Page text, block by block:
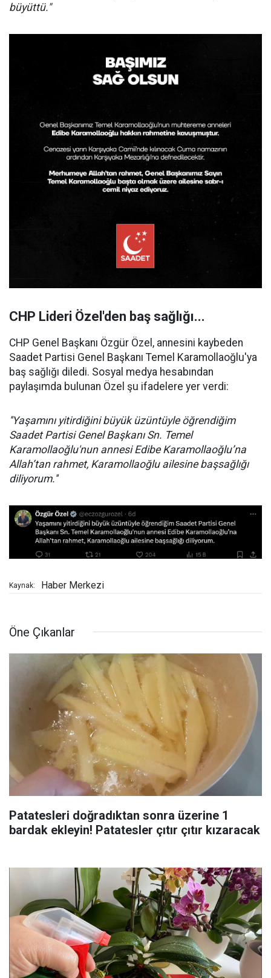
büyüttü."
CHP Lideri Özel'den baş sağlığı...
CHP Genel Başkanı Özgür Özel, annesini kaybeden
Saadet Partisi Genel Başkanı Temel Karamollaoğlu'ya
baş sağlığı diledi. Sosyal medya hesabından
paylaşımda bulunan Özel şu ifadelere yer verdi:
''Yaşamını yitirdiğini büyük üzüntüyle öğrendiğim
Saadet Partisi Genel Başkanı Sn. Temel
Karamollaoğlu'nun annesi Edibe Karamollaoğlu’na
Allah’tan rahmet, Karamollaoğlu ailesine başsağlığı
diliyorum.''
Kaynak: Haber Merkezi
Öne Çıkanlar
Patatesleri doğradıktan sonra üzerine 1
bardak ekleyin! Patatesler çıtır çıtır kızaracak